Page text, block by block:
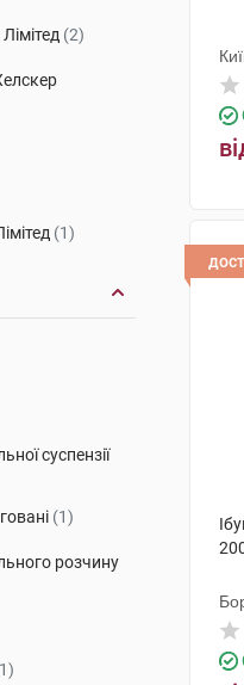
(2)
(1)
компанія
енд
С.А.
суспензії
(1)
розчину